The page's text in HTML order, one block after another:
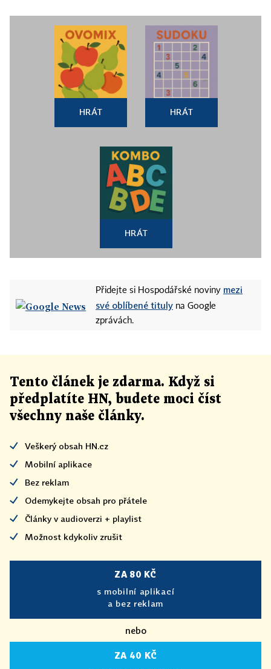
HRÁT HRÁT
HRÁT
Přidejte si Hospodářské noviny mezi
své oblíbené tituly na Google
zprávách.
Tento článek je zdarma. Když si
předplatíte HN, budete moci číst
všechny naše články.
Veškerý obsah HN.cz
Mobilní aplikace
Bez reklam
Odemykejte obsah pro přátele
Články v audioverzi + playlist
Možnost kdykoliv zrušit
ZA 80 KČ
s mobilní aplikací
a bez reklam
nebo
ZA 40 KČ